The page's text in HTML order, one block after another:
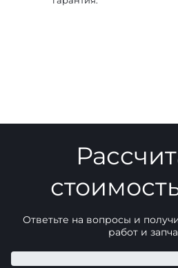
Ответьте на вопросы и
работ и